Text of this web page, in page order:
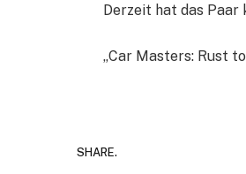
Derzeit hat das Paar
„Car Masters: Rust
SHARE.